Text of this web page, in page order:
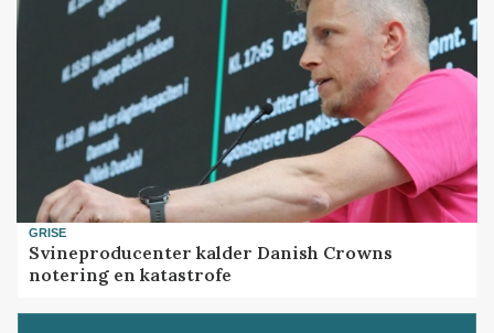
GRISE
Svineproducenter kalder Danish Crowns
notering en katastrofe